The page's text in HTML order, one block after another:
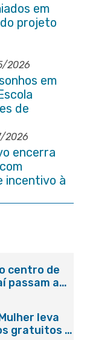
em
projeto
2026
em
de
37 anos de
2026
encerra
incentivo à
em
centro de
passam a
leva
gratuitos à